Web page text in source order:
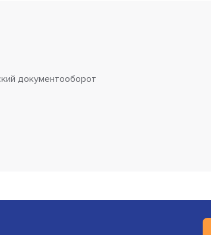
документооборот